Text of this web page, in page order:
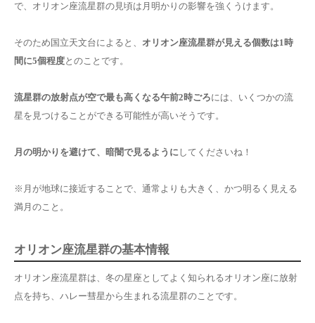
で、オリオン座流星群の見頃は月明かりの影響を強くうけます。
そのため国立天文台によると、 オリオン座流星群が見える個数は1時
間に5個程度とのことです。
流星群の放射点が空で最も高くなる午前2時ごろには、いくつかの流
星を見つけることができる可能性が高いそうです。
月の明かりを避けて、暗闇で見るように してくださいね！
※月が地球に接近することで、通常よりも大きく、かつ明るく見える
満月のこと。
オリオン座流星群の基本情報
オリオン座流星群は、冬の星座としてよく知られるオリオン座に放射
点を持ち、ハレー彗星から生まれる流星群のことです。